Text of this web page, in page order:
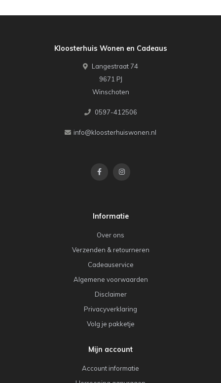
Kloosterhuis Wonen en Cadeaus
Langestraat 74
9671 PJ
Winschoten
0597-412506
info@kloosterhuiswonen.nl
Informatie
Over ons
Verzenden & retourneren
Cadeauservice
Algemene voorwaarden
Disclaimer
Privacyverklaring
Volg je pakketje
Mijn account
Account informatie